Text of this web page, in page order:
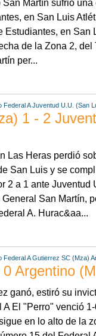
San Martín sufrió una
en San Luis
Estudiantes, en San
de la Zona 2,
per...
Federal A Juventud U.U. (San
1 - 2
Las Heras perdió
San Luis y se
2 a 1 ante Juventud
San Martín,
A. Hurac&aa...
Federal A Gutierrez SC (Mza)
Argentino
ganó, estiró su
A El "Perro" venció
en lo alto de la